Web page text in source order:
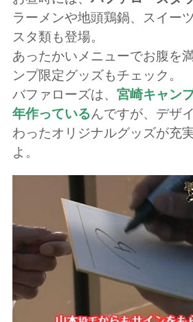
ラーメンや地頭鶏鍋、スイー
スタ類も登場。
あったかいメニューでお腹を
ンプ限定グッズもチェック。
バファローズは、 宮崎キャン
年作っているんですが、デザ
わったオリジナルグッズが充
よ。